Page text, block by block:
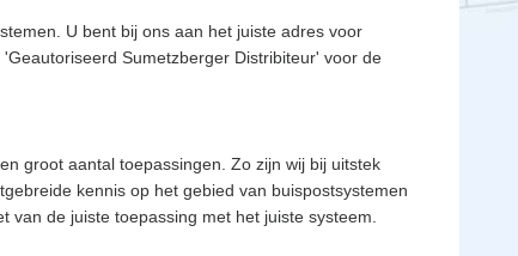
U bent bij ons aan het juiste adres voor
Sumetzberger Distribiteur' voor de
groot aantal toepassingen. Zo zijn wij bij uitstek
kennis op het gebied van buispostsystemen
de juiste toepassing met het juiste systeem.